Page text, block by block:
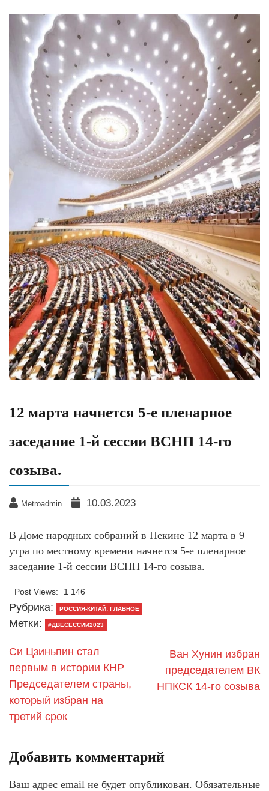
12 марта начнется 5-е пленарное
заседание 1-й сессии ВСНП 14-го
созыва.
Metroadmin 10.03.2023
В Доме народных собраний в Пекине 12 марта в 9
утра по местному времени начнется 5-е пленарное
заседание 1-й сессии ВСНП 14-го созыва.
Post Views: 1 146
Рубрика: РОССИЯ-КИТАЙ: ГЛАВНОЕ
Метки: #ДВЕСЕССИИ2023
Си Цзиньпин стал
первым в истории КНР
Председателем страны,
который избран на
третий срок
Ван Хунин избран
председателем ВК
НПКСК 14-го созыва
Добавить комментарий
Ваш адрес email не будет опубликован. Обязательные